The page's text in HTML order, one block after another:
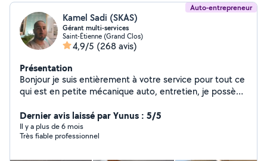
Auto-entrepreneur
Kamel Sadi (SKAS)
Gérant multi-services
Saint-Étienne (Grand Clos)
4,9/5 (268 avis)
Présentation
Bonjour je suis entièrement à votre service pour tout ce
qui est en petite mécanique auto, entretien, je possède
intérieur de votre habitation, je propose mes services
en déménagement .
Dernier avis laissé par Yunus : 5/5
Il y a plus de 6 mois
Très fiable professionnel